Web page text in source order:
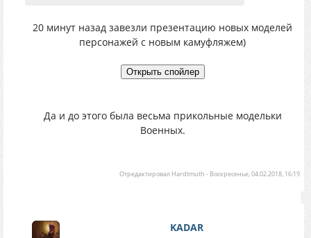
20 минут назад завезли презентацию новых моделей
персонажей с новым камуфляжем)
Да и до этого была весьма прикольные модельки
Военных.
Отредактировал Hardtmuth - Воскресенье, 04.02.2018, 16:19
KADAR